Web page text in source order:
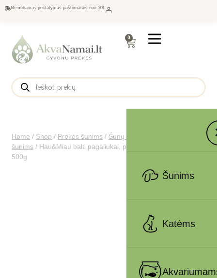
Nemokamas pristatymas paštomatais nuo 50€
0
Šunims
Katėms
Home / Shop / Prekės šunims / Šunų maistas
šunims / Hau&Miau balti pagaliukai, padengti ėrienos pasta
500g